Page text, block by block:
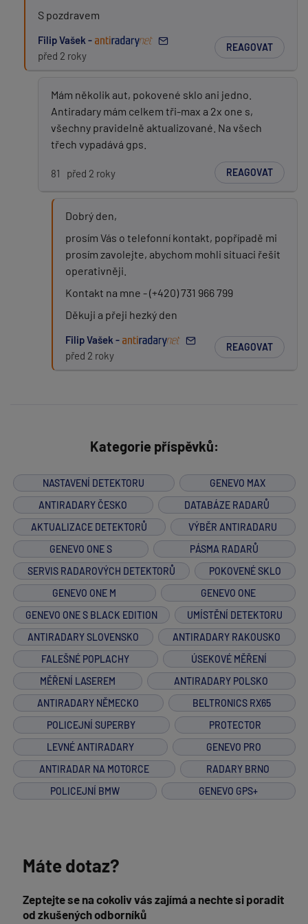
S pozdravem
Filip Vašek -
před 2 roky
REAGOVAT
Mám několik aut, pokovené sklo ani jedno.
Antiradary mám celkem tři-max a 2x one s,
všechny pravidelně aktualizované. Na všech
třech vypadává gps.
81 před 2 roky REAGOVAT
Dobrý den,
prosím Vás o telefonní kontakt, popřípadě mi
prosím zavolejte, abychom mohli situaci řešit
operativněji.
Kontakt na mne - (+420) 731 966 799
Děkuji a přeji hezký den
Filip Vašek -
před 2 roky
REAGOVAT
Kategorie příspěvků:
NASTAVENÍ DETEKTORU
GENEVO MAX
ANTIRADARY ČESKO
DATABÁZE RADARŮ
AKTUALIZACE DETEKTORŮ
VÝBĚR ANTIRADARU
GENEVO ONE S
PÁSMA RADARŮ
SERVIS RADAROVÝCH DETEKTORŮ
POKOVENÉ SKLO
GENEVO ONE M
GENEVO ONE
GENEVO ONE S BLACK EDITION
UMÍSTĚNÍ DETEKTORU
ANTIRADARY SLOVENSKO
ANTIRADARY RAKOUSKO
FALEŠNÉ POPLACHY
ÚSEKOVÉ MĚŘENÍ
MĚŘENÍ LASEREM
ANTIRADARY POLSKO
ANTIRADARY NĚMECKO
BELTRONICS RX65
POLICEJNÍ SUPERBY
PROTECTOR
LEVNÉ ANTIRADARY
GENEVO PRO
ANTIRADAR NA MOTORCE
RADARY BRNO
POLICEJNÍ BMW
GENEVO GPS+
Máte dotaz?
Zeptejte se na cokoliv vás zajímá a nechte si poradit
od zkušených odborníků